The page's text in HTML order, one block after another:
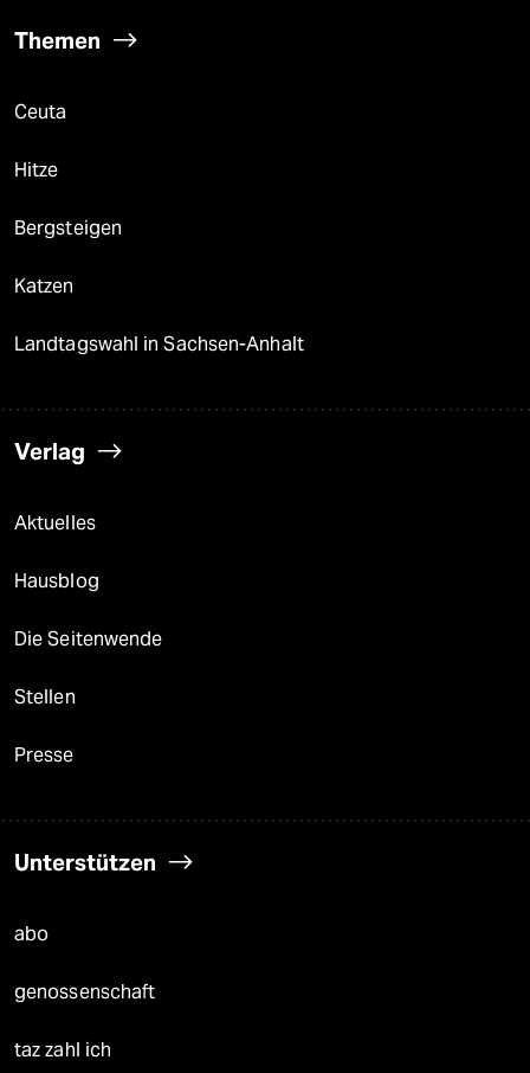
Themen
Ceuta
Hitze
Bergsteigen
Katzen
Landtagswahl in Sachsen-Anhalt
Verlag
Aktuelles
Hausblog
Die Seitenwende
Stellen
Presse
Unterstützen
abo
genossenschaft
taz zahl ich